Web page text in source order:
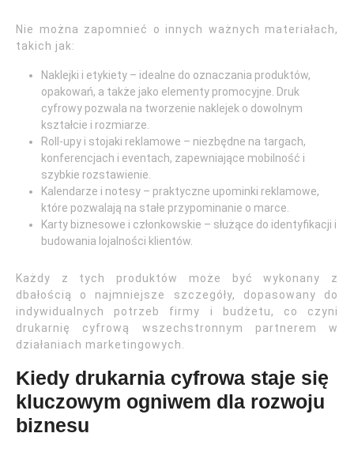
Nie można zapomnieć o innych ważnych materiałach,
takich jak:
Naklejki i etykiety – idealne do oznaczania produktów,
opakowań, a także jako elementy promocyjne. Druk
cyfrowy pozwala na tworzenie naklejek o dowolnym
kształcie i rozmiarze.
Roll-upy i stojaki reklamowe – niezbędne na targach,
konferencjach i eventach, zapewniające mobilność i
szybkie rozstawienie.
Kalendarze i notesy – praktyczne upominki reklamowe,
które pozwalają na stałe przypominanie o marce.
Karty biznesowe i członkowskie – służące do identyfikacji i
budowania lojalności klientów.
Każdy z tych produktów może być wykonany z
dbałością o najmniejsze szczegóły, dopasowany do
indywidualnych potrzeb firmy i budżetu, co czyni
drukarnię cyfrową wszechstronnym partnerem w
działaniach marketingowych.
Kiedy drukarnia cyfrowa staje się
kluczowym ogniwem dla rozwoju
biznesu